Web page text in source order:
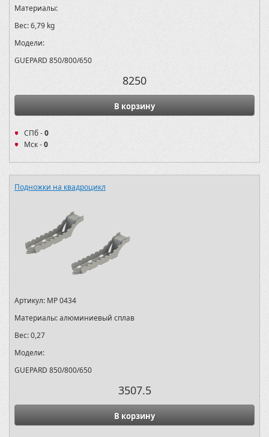
Материалы:
Вес:6,79 kg
Модели:
GUEPARD 850/800/650
8250
В корзину
СПб -0
Мск -0
Подножки на квадроцикл
Артикул: MP 0434
Материалы:алюминиевый сплав
Вес:0,27
Модели:
GUEPARD 850/800/650
3507.5
В корзину